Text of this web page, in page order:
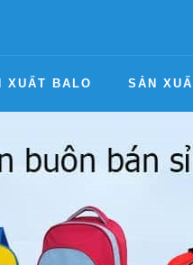
XUẤT BALO SẢN